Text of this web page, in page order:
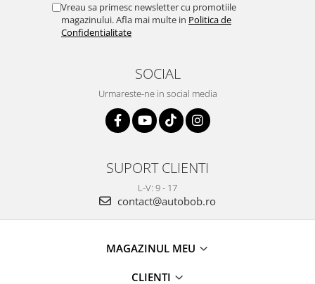
Vreau sa primesc newsletter cu promotiile
magazinului. Afla mai multe in Politica de
Confidentialitate
SOCIAL
Urmareste-ne in social media
SUPORT CLIENTI
L-V: 9 - 17
contact@autobob.ro
MAGAZINUL MEU
CLIENTI